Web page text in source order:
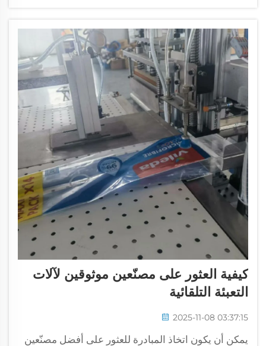
كيفية العثور على مصنّعين موثوقين لآلات
التعبئة التلقائية
2025-11-08 03:37:15
يمكن أن يكون اتخاذ المبادرة للعثور على أفضل مصنّعين